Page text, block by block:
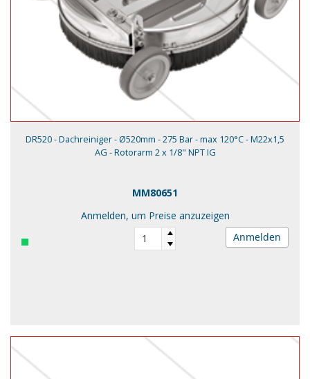
DR520 - Dachreiniger - Ø520mm - 275 Bar - max 120°C - M22x1,5
AG - Rotorarm 2 x 1/8" NPT IG
MM80651
Anmelden, um Preise anzuzeigen
Anmelden